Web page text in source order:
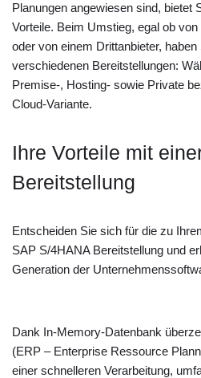
Planungen angewiesen sind, bietet
Vorteile. Beim Umstieg, egal ob
oder von einem Drittanbieter,
verschiedenen Bereitstellungen:
Premise-, Hosting- sowie Private
Cloud-Variante.
Ihre Vorteile mit
Bereitstellung
Entscheiden Sie sich für die zu
SAP S/4HANA Bereitstellung und
Generation der
Dank In-Memory-Datenbank
(ERP – Enterprise Ressource
einer schnelleren Verarbeitung,